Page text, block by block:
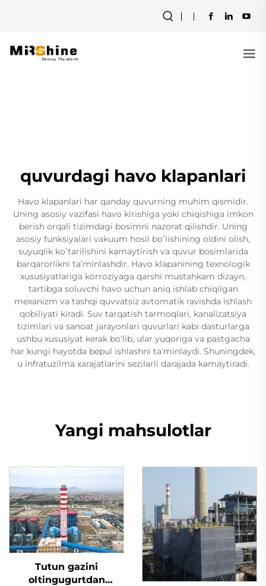
quvurdagi havo klapanlari
Havo klapanlari har qanday quvurning muhim qismidir.
Uning asosiy vazifasi havo kirishiga yoki chiqishiga imkon
berish orqali tizimdagi bosimni nazorat qilishdir. Uning
asosiy funksiyalari vakuum hosil boʻlishining oldini olish,
suyuqlik koʻtarilishini kamaytirish va quvur bosimlarida
barqarorlikni taʼminlashdir. Havo klapanining texnologik
xususiyatlariga korroziyaga qarshi mustahkam dizayn,
tartibga soluvchi havo uchun aniq ishlab chiqilgan
mexanizm va tashqi quvvatsiz avtomatik ravishda ishlash
qobiliyati kiradi. Suv tarqatish tarmoqlari, kanalizatsiya
tizimlari va sanoat jarayonlari quvurlari kabi dasturlarga
ushbu xususiyat kerak bo'lib, ular yuqoriga va pastgacha
har kungi hayotda bepul ishlashni ta'minlaydi. Shuningdek,
u infratuzilma xarajatlarini sezilarli darajada kamaytiradi.
Yangi mahsulotlar
Tutun gazini
oltingugurtdan